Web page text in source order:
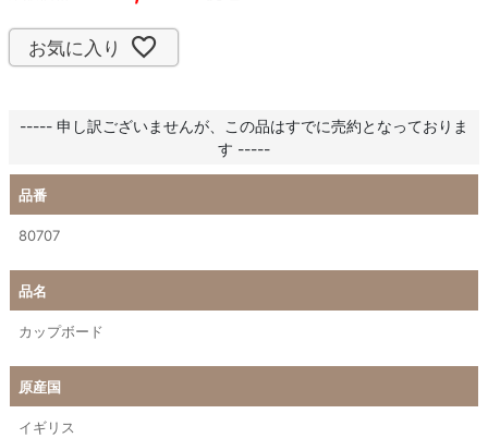
お気に入り
----- 申し訳ございませんが、この品はすでに売約となっておりま
す -----
品番
80707
品名
カップボード
原産国
イギリス